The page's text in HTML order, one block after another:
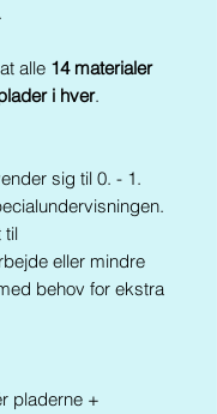
alle 14 materialer
i hver.
sig til 0. - 1.
til
eller mindre
behov for ekstra
pladerne +